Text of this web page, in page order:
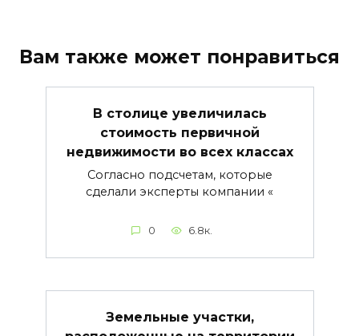
Вам также может понравиться
В столице увеличилась
стоимость первичной
недвижимости во всех классах
Согласно подсчетам, которые
сделали эксперты компании «
0 6.8к.
Земельные участки,